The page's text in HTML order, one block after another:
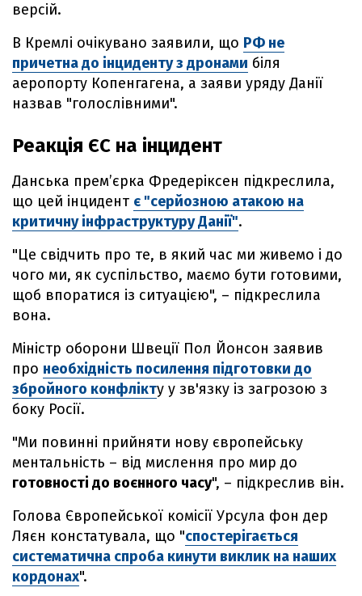
версій.
В Кремлі очікувано заявили, що РФ не
причетна до інциденту з дронами біля
аеропорту Копенгагена, а заяви уряду Данії
назвав "голослівними".
Реакція ЄС на інцидент
Данська прем’єрка Фредеріксен підкреслила,
що цей інцидент є "серйозною атакою на
критичну інфраструктуру Данії".
"Це свідчить про те, в який час ми живемо і до
чого ми, як суспільство, маємо бути готовими,
щоб впоратися із ситуацією", – підкреслила
вона.
Міністр оборони Швеції Пол Йонсон заявив
про необхідність посилення підготовки до
збройного конфлікту у зв'язку із загрозою з
боку Росії.
"Ми повинні прийняти нову європейську
ментальність – від мислення про мир до
готовності до воєнного часу", – підкреслив він.
Голова Європейської комісії Урсула фон дер
Ляєн констатувала, що "спостерігається
систематична спроба кинути виклик на наших
кордонах".